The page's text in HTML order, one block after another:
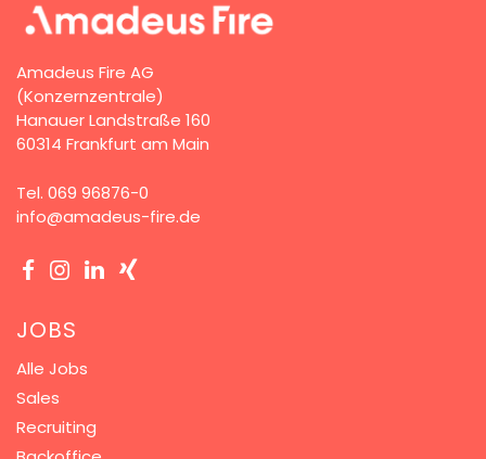
9.088
Bewertungen
83%
Weiterempfehlungen
Karriere & Gehalt
4,2
Unternehmenskultur
Rezensionen lesen
Amadeus Fire AG
(Konzernzentrale)
Hanauer Landstraße 160
60314 Frankfurt am Main
Tel. 069 96876-0
info@amadeus-fire.de
JOBS
Alle Jobs
Sales
Recruiting